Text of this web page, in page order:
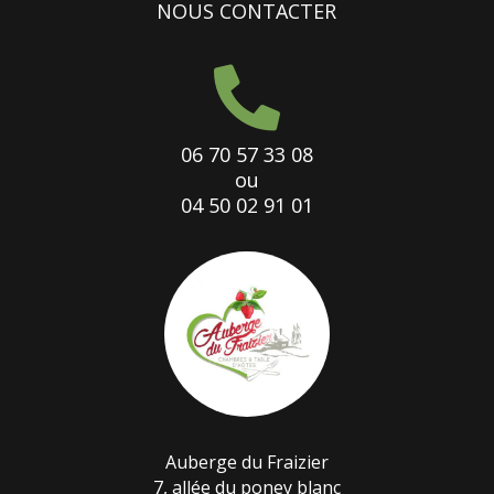
NOUS CONTACTER

06 70 57 33 08
ou
04 50 02 91 01
Auberge du Fraizier
7, allée du poney blanc